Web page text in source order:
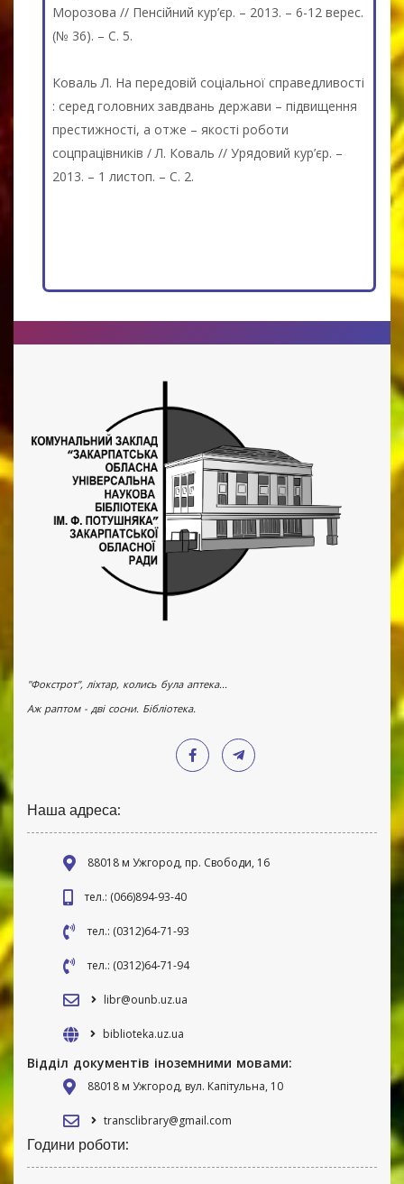
Морозова // Пенсійний кур’єр. – 2013. – 6-12 верес.
(№ 36). – С. 5.
Коваль Л. На передовій соціальної справедливості
: серед головних завдвань держави – підвищення
престижності, а отже – якості роботи
соцпрацівників / Л. Коваль // Урядовий кур’єр. –
2013. – 1 листоп. – С. 2.
"Фокстрот", ліхтар, колись була аптека...
Аж раптом - дві сосни. Бібліотека.
Наша адреса:
88018 м Ужгород, пр. Свободи, 16
тел.: (066)894-93-40
тел.: (0312)64-71-93
тел.: (0312)64-71-94
libr@ounb.uz.ua
biblioteka.uz.ua
Відділ документів іноземними мовами:
88018 м Ужгород, вул. Капітульна, 10
transclibrary@gmail.com
Години роботи: